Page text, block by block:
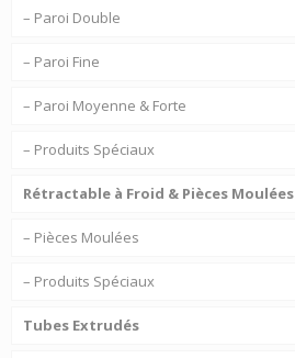
– Paroi Double
– Paroi Fine
– Paroi Moyenne & Forte
– Produits Spéciaux
Rétractable à Froid & Pièces Moulées
– Pièces Moulées
– Produits Spéciaux
Tubes Extrudés